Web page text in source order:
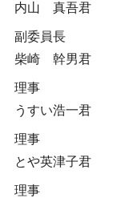
内山 真吾君
副委員長
柴崎 幹男君
理事
うすい浩一君
理事
とや英津子君
理事